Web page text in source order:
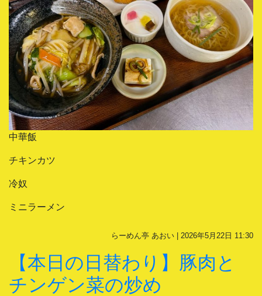
中華飯
チキンカツ
冷奴
ミニラーメン
らーめん亭 あおい | 2026年5月22日 11:30
【本日の日替わり】豚肉と
チンゲン菜の炒め